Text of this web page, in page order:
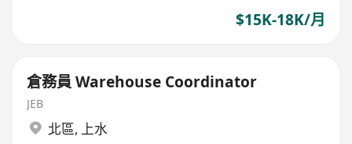
$15K-18K/月
倉務員 Warehouse Coordinator
JEB
北區, 上水